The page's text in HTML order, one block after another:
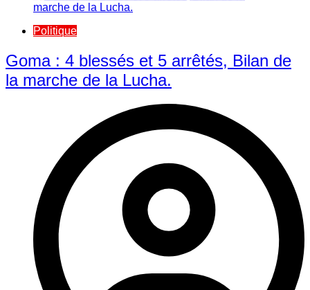
Politique
Goma : 4 blessés et 5 arrêtés, Bilan de
la marche de la Lucha.